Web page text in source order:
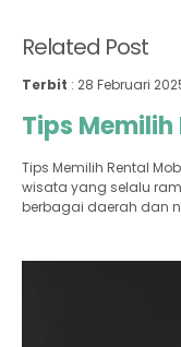
Related Post
Terbit : 28 Februari
Tips
Tips Memilih Rental
wisata yang selalu
berbagai daerah dan